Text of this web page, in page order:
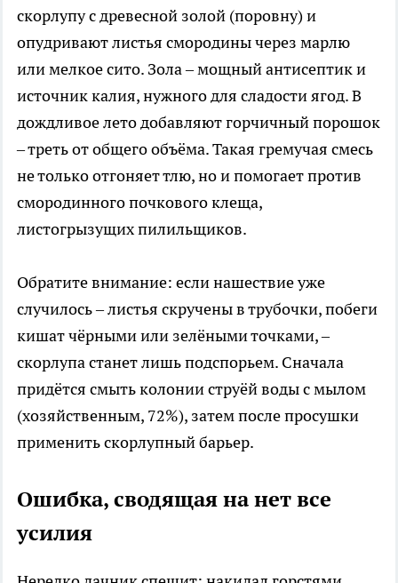
скорлупу с древесной золой (поровну) и
опудривают листья смородины через марлю
или мелкое сито. Зола – мощный антисептик и
источник калия, нужного для сладости ягод. В
дождливое лето добавляют горчичный порошок
– треть от общего объёма. Такая гремучая смесь
не только отгоняет тлю, но и помогает против
смородинного почкового клеща,
листогрызущих пилильщиков.
Обратите внимание: если нашествие уже
случилось – листья скручены в трубочки, побеги
кишат чёрными или зелёными точками, –
скорлупа станет лишь подспорьем. Сначала
придётся смыть колонии струёй воды с мылом
(хозяйственным, 72%), затем после просушки
применить скорлупный барьер.
Ошибка, сводящая на нет все
усилия